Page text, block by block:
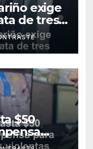
exige
de tres
$50